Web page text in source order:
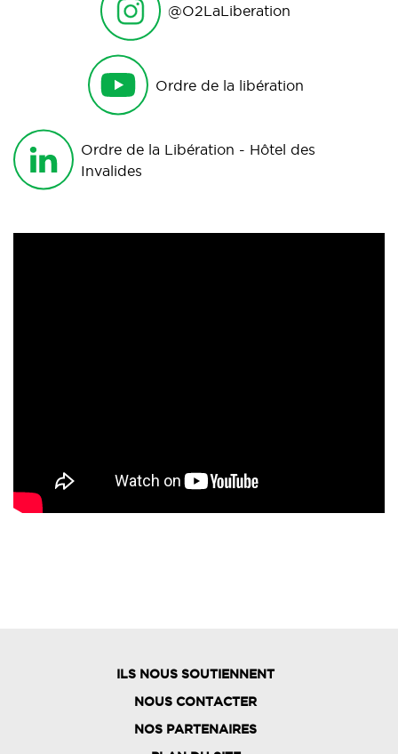
@O2LaLiberation
Ordre de la libération
Ordre de la Libération - Hôtel des
Invalides
ILS NOUS SOUTIENNENT
NOUS CONTACTER
NOS PARTENAIRES